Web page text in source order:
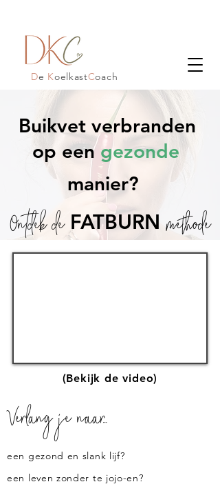
De KoelkastCoach
Buikvet verbranden
Ontdek deFATBURNmethode
op eengezonde
manier?
(Bekijk de video)
Verlang je naar...
een gezond en slank lijf?
een leven zonder te jojo-en?